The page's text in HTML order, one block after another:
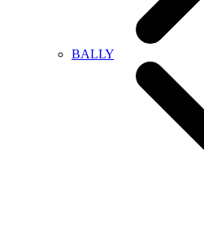
BALLY